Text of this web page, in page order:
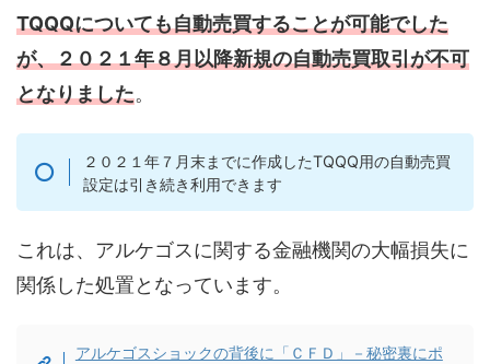
TQQQについても自動売買することが可能でした
が、２０２１年８月以降新規の自動売買取引が不可
となりました。
２０２１年７月末までに作成したTQQQ用の自動売買
設定は引き続き利用できます
これは、アルケゴスに関する金融機関の大幅損失に
関係した処置となっています。
アルケゴスショックの背後に「ＣＦＤ」－秘密裏にポ